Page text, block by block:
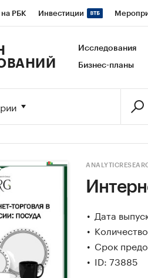
РБК Инвестиции
Кредитные рейтинги
Исследования
Бизнес-планы
Дата
Срок
ID: 73885